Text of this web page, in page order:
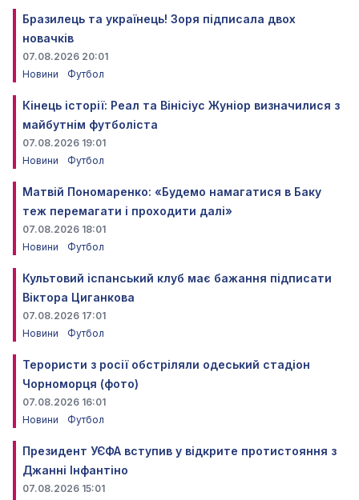
Бразилець та українець! Зоря підписала двох
новачків
07.08.2026 20:01
Новини
Футбол
Кінець історії: Реал та Вінісіус Жуніор визначилися з
майбутнім футболіста
07.08.2026 19:01
Новини
Футбол
Матвій Пономаренко: «Будемо намагатися в Баку
теж перемагати і проходити далі»
07.08.2026 18:01
Новини
Футбол
Культовий іспанський клуб має бажання підписати
Віктора Циганкова
07.08.2026 17:01
Новини
Футбол
Терористи з росії обстріляли одеський стадіон
Чорноморця (фото)
07.08.2026 16:01
Новини
Футбол
Президент УЄФА вступив у відкрите протистояння з
Джанні Інфантіно
07.08.2026 15:01